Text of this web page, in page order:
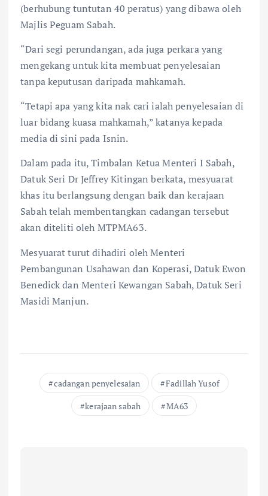
(berhubung tuntutan 40 peratus) yang dibawa oleh
Majlis Peguam Sabah.
“Dari segi perundangan, ada juga perkara yang
mengekang untuk kita membuat penyelesaian
tanpa keputusan daripada mahkamah.
“Tetapi apa yang kita nak cari ialah penyelesaian di
luar bidang kuasa mahkamah,” katanya kepada
media di sini pada Isnin.
Dalam pada itu, Timbalan Ketua Menteri I Sabah,
Datuk Seri Dr Jeffrey Kitingan berkata, mesyuarat
khas itu berlangsung dengan baik dan kerajaan
Sabah telah membentangkan cadangan tersebut
akan diteliti oleh MTPMA63.
Mesyuarat turut dihadiri oleh Menteri
Pembangunan Usahawan dan Koperasi, Datuk Ewon
Benedick dan Menteri Kewangan Sabah, Datuk Seri
Masidi Manjun.
cadangan penyelesaian
Fadillah Yusof
kerajaan sabah
MA63